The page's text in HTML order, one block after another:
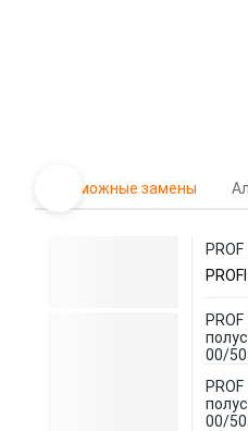
Возможные замены
00/
00/